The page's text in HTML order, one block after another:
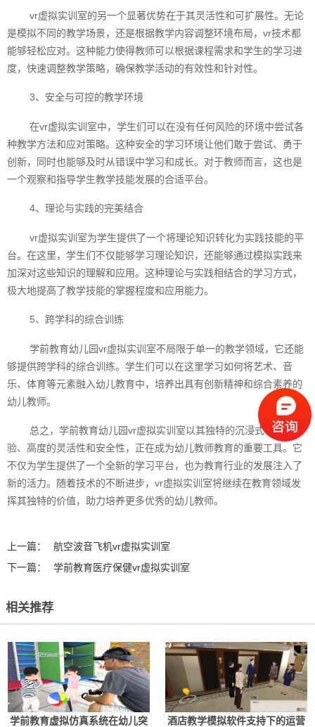
vr虚拟实训室的另一个显著优势在于其灵活性和可扩展性。无论
是模拟不同的教学场景，还是根据教学内容调整环境布局，vr技术都
能够轻松应对。这种能力使得教师可以根据课程需求和学生的学习进
度，快速调整教学策略，确保教学活动的有效性和针对性。
3、安全与可控的教学环境
在vr虚拟实训室中，学生们可以在没有任何风险的环境中尝试各
种教学方法和应对策略。这种安全的学习环境让他们敢于尝试、勇于
创新，同时也能够及时从错误中学习和成长。对于教师而言，这也是
一个观察和指导学生教学技能发展的合适平台。
4、理论与实践的完美结合
vr虚拟实训室为学生提供了一个将理论知识转化为实践技能的平
台。在这里，学生们不仅能够学习理论知识，还能够通过模拟实践来
加深对这些知识的理解和应用。这种理论与实践相结合的学习方式，
极大地提高了教学技能的掌握程度和应用能力。
5、跨学科的综合训练
学前教育幼儿园vr虚拟实训室不局限于单一的教学领域，它还能
够提供跨学科的综合训练。学生们可以在这里学习如何将艺术、音
乐、体育等元素融入幼儿教育中，培养出具有创新精神和综合素养的
幼儿教师。
总之，学前教育幼儿园vr虚拟实训室以其独特的沉浸式学习体
验、高度的灵活性和安全性，正在成为幼儿教师教育的重要工具。它
不仅为学生提供了一个全新的学习平台，也为教育行业的发展注入了
新的活力。随着技术的不断进步，vr虚拟实训室将继续在教育领域发
挥其独特的价值，助力培养更多优秀的幼儿教师。‍
上一篇：
航空波音飞机vr虚拟实训室
下一篇：
学前教育医疗保健vr虚拟实训室
相关推荐
学前教育虚拟仿真系统在幼儿突
酒店教学模拟软件支持下的运营